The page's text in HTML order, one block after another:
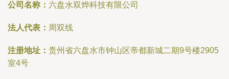
公司名称： 六盘水双烨科技有限公司
法人代表： 周双线
注册地址： 贵州省六盘水市钟山区帝都新城二期9号楼2905
室4号